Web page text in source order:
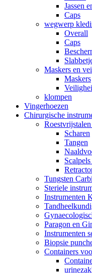
Jassen
Caps
wegwerp
Overall
Caps
Maskers en
Maskers
klompen
Vingerhoezen
Chirurgische
Scharen
Tangen
Tungsten
Steriele
Instrumenten
Paragon en
Instrumenten
Biopsie
Containers